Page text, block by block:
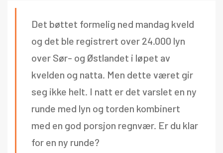
Det bøttet formelig ned mandag kveld
og det ble registrert over 24.000 lyn
over Sør- og Østlandet i løpet av
kvelden og natta. Men dette været gir
seg ikke helt. I natt er det varslet en ny
runde med lyn og torden kombinert
med en god porsjon regnvær. Er du klar
for en ny runde?